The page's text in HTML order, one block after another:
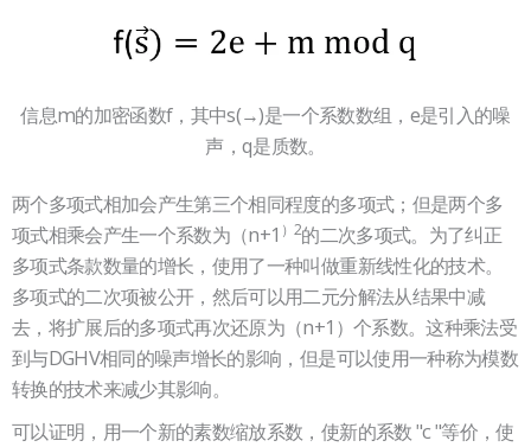
信息m的加密函数f，其中s(→)是一个系数数组，e是引入的噪
声，q是质数。
两个多项式相加会产生第三个相同程度的多项式；但是两个多
项式相乘会产生一个系数为（n+1 ）2的二次多项式。为了纠正
多项式条款数量的增长，使用了一种叫做重新线性化的技术。
多项式的二次项被公开，然后可以用二元分解法从结果中减
去，将扩展后的多项式再次还原为（n+1）个系数。这种乘法受
到与DGHV相同的噪声增长的影响，但是可以使用一种称为模数
转换的技术来减少其影响。
可以证明，用一个新的素数缩放系数，使新的系数 "c "等价，使